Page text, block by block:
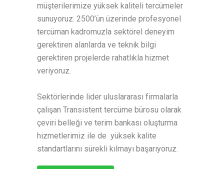
müşterilerimize yüksek kaliteli tercümeler
sunuyoruz. 2500’ün üzerinde profesyonel
tercüman kadromuzla sektörel deneyim
gerektiren alanlarda ve teknik bilgi
gerektiren projelerde rahatlıkla hizmet
veriyoruz.
Sektörlerinde lider uluslararası firmalarla
çalışan Transistent tercüme bürosu olarak
çeviri belleği ve terim bankası oluşturma
hizmetlerimiz ile de yüksek kalite
standartlarını sürekli kılmayı başarıyoruz.